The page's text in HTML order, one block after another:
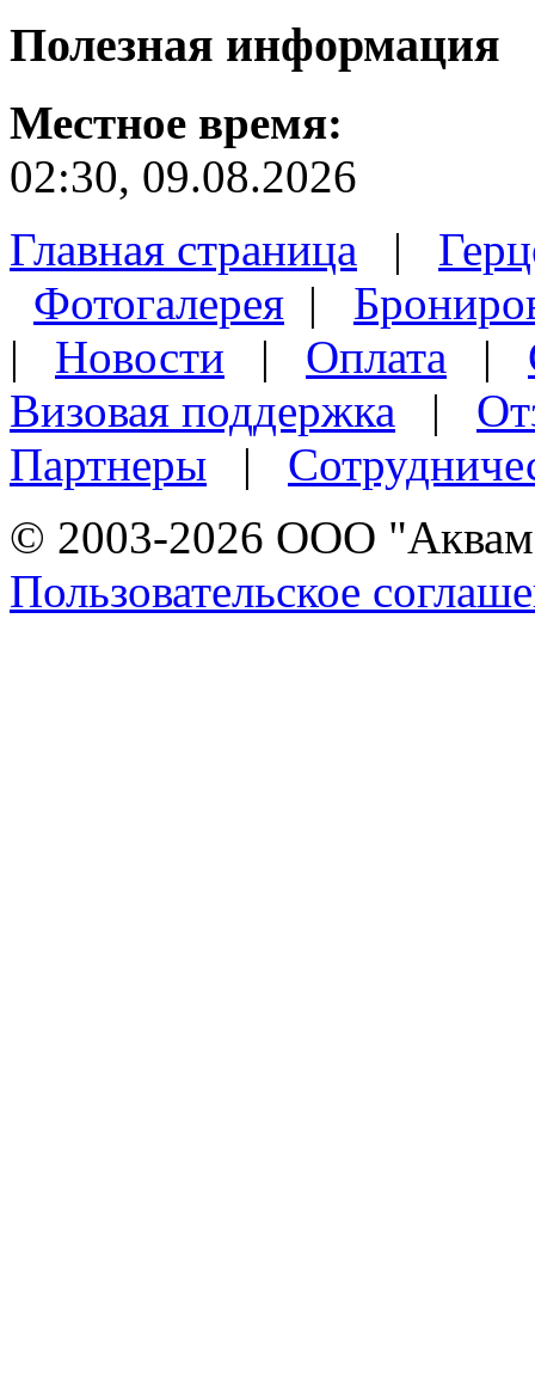
Полезная информация
Местное время:
02:30, 09.08.2026
Главная страница |
Фотогалерея |
| Новости | Оплата |
Визовая поддержка |
Партнеры |
© 2003-2026 ООО
Пользовательское